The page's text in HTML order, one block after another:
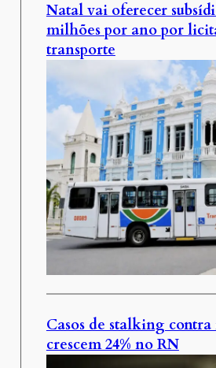
Natal vai oferecer
milhões por ano por
transporte
Casos de stalking
crescem 24% no RN